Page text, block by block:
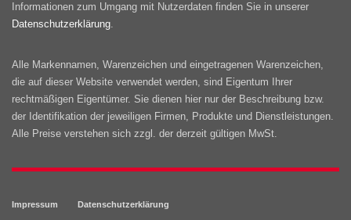
Informationen zum Umgang mit Nutzerdaten finden Sie in unserer
Datenschutzerklärung
Alle Markennamen, Warenzeichen und eingetragenen Warenzeichen,
die auf dieser Website verwendet werden, sind Eigentum Ihrer
rechtmäßigen Eigentümer. Sie dienen hier nur der Beschreibung bzw.
der Identifikation der jeweiligen Firmen, Produkte und Dienstleistungen.
Alle Preise verstehen sich zzgl. der derzeit gültigen MwSt.
Impressum
Datenschutzerklärung